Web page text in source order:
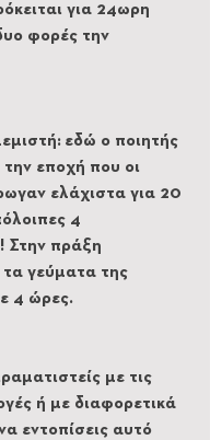
για 24ωρη
φορές την
εδώ ο ποιητής
εποχή που οι
ελάχιστα για 20
4
Στην πράξη
τα γεύματα της
4 ώρες.
με τις
ή με διαφορετικά
εντοπίσεις αυτό